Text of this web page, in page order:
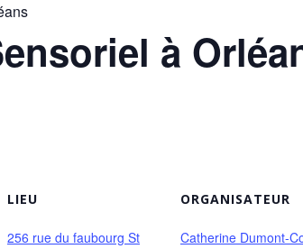
à
LIEU
256 rue du faubourg St
ORGANISATEUR
Catherine Dumont-